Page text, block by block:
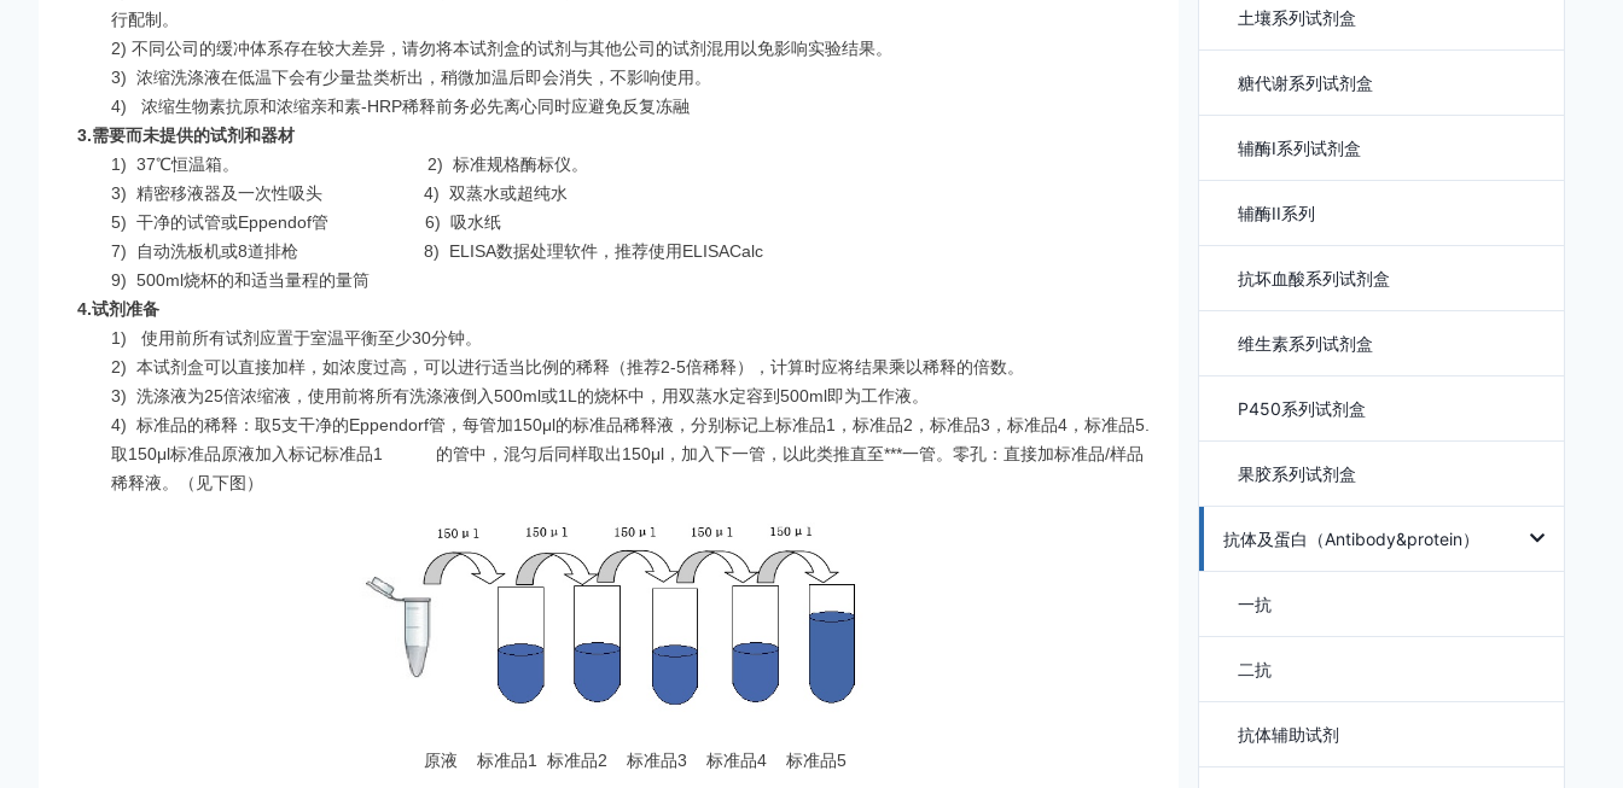
行配制。
2) 不同公司的缓冲体系存在较大差异，请勿将本试剂盒的试剂与其他公司的试剂混用以免影响实验结果。
3) 浓缩洗涤液在低温下会有少量盐类析出，稍微加温后即会消失，不影响使用。
4)
浓缩生物素抗原和浓缩亲和素-HRP稀释前务必先离心同时应避免反复冻融
3.需要而未提供的试剂和器材
1) 37℃恒温箱。 2) 标准规格酶标仪。
3) 精密移液器及一次性吸头 4) 双蒸水或超纯水
5) 干净的试管或Eppendof管 6) 吸水纸
7)
自动洗板机或8道排枪 8)
ELISA数据处理软件，推荐使用ELISACalc
9) 500ml烧杯的和适当量程的量筒
4.试剂准备
1)
使用前所有试剂应置于室温平衡至少30分钟。
2) 本试剂盒可以直接加样，如浓度过高，可以进行适当比例的稀释（推荐2-5倍稀释），计算时应将结果乘以稀释的倍数。
3) 洗涤液为25倍浓缩液，使用前将所有洗涤液倒入500ml或1L的烧杯中，用双蒸水定容到500ml即为工作液。
4) 标准品的稀释：取5支干净的Eppendorf管，每管加150μl的标准品稀释液，分别标记上标准品1，标准品2，标准品3，标准品4，标准品5.
取150μl标准品原液加入标记标准品1 的管中，混匀后同样取出150μl，加入下一管，以此类推直至***一管。零孔：直接加标准品/样品
稀释液。（见下图）
原液 标准品1 标准品2 标准品3 标准品4 标准品5
土壤系列试剂盒
糖代谢系列试剂盒
辅酶I系列试剂盒
辅酶II系列
抗坏血酸系列试剂盒
维生素系列试剂盒
P450系列试剂盒
果胶系列试剂盒
抗体及蛋白（Antibody&protein）
一抗
二抗
抗体辅助试剂